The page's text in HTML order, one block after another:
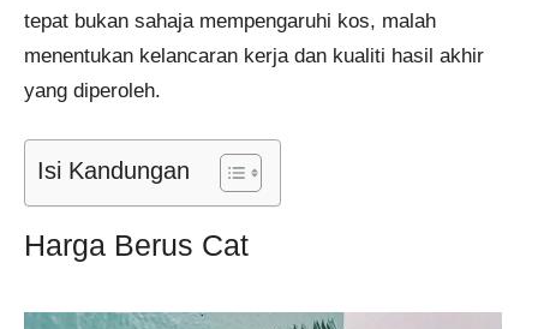
tepat bukan sahaja mempengaruhi kos, malah
menentukan kelancaran kerja dan kualiti hasil akhir
yang diperoleh.
Isi Kandungan
Harga Berus Cat